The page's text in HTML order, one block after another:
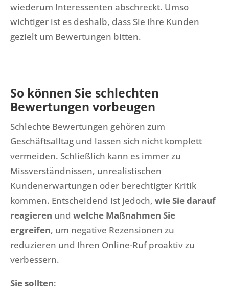
wiederum Interessenten abschreckt. Umso
wichtiger ist es deshalb, dass Sie Ihre Kunden
gezielt um Bewertungen bitten.
So können Sie schlechten
Bewertungen vorbeugen
Schlechte Bewertungen gehören zum
Geschäftsalltag und lassen sich nicht komplett
vermeiden. Schließlich kann es immer zu
Missverständnissen, unrealistischen
Kundenerwartungen oder berechtigter Kritik
kommen. Entscheidend ist jedoch, wie Sie darauf
reagieren und welche Maßnahmen Sie
ergreifen, um negative Rezensionen zu
reduzieren und Ihren Online-Ruf proaktiv zu
verbessern.
Sie sollten: